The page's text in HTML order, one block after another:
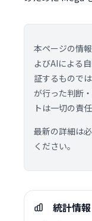
本ページの情
よびAIによる
証するもので
が行った判断
トは一切の責
最新の詳細は
ください。
統計情報